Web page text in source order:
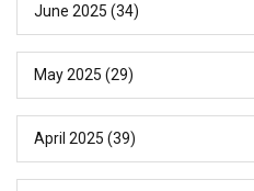
June 2025 (34)
May 2025 (29)
April 2025 (39)